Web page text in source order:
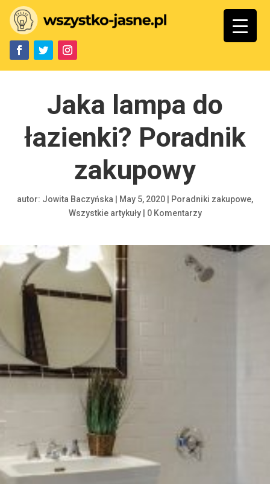
Jaka lampa do
łazienki? Poradnik
zakupowy
autor: Jowita Baczyńska | May 5, 2020 | Poradniki zakupowe,
Wszystkie artykuły| 0 Komentarzy